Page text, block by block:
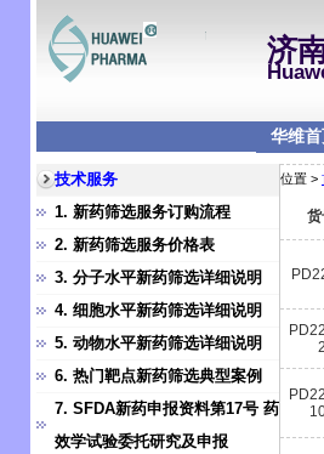
济
华维
技术服务
1. 新药筛选服务订购流程
2. 新药筛选服务价格表
3. 分子水平新药筛选详细说明
4. 细胞水平新药筛选详细说明
5. 动物水平新药筛选详细说明
6. 热门靶点新药筛选典型案例
7. SFDA新药申报资料第17号 药
效学试验委托研究及申报
位置 >
2